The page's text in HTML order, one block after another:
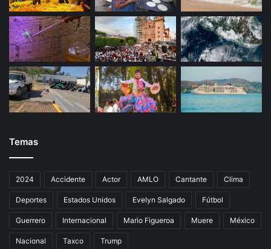
Temas
2024 Accidente Actor AMLO Cantante Clima
Deportes Estados Unidos Evelyn Salgado Fútbol
Guerrero Internacional Mario Figueroa Muere México
Nacional Taxco Trump